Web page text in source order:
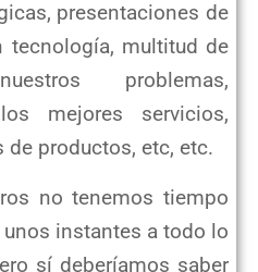
presentaciones de
tecnología, multitud de
problemas,
mejores servicios,
productos, etc, etc.
no tenemos tiempo
instantes a todo lo
sí deberíamos saber